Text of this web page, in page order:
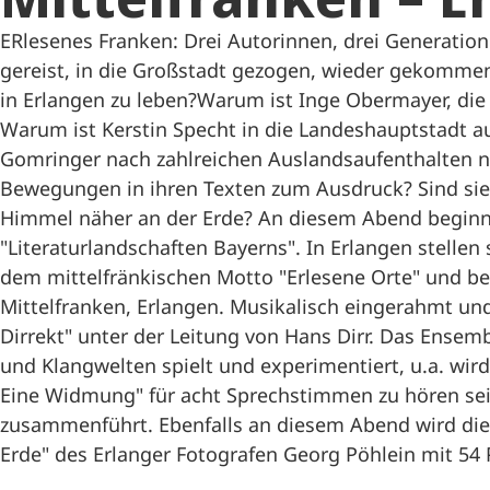
ERlesenes Franken: Drei Autorinnen, drei
gereist, in die Großstadt gezogen, wieder
in Erlangen zu leben?Warum ist Inge Obermayer,
Warum ist Kerstin Specht in die Landeshauptstadt
Gomringer nach zahlreichen Auslandsaufenthalten
Bewegungen in ihren Texten zum Ausdruck? Sind
Himmel näher an der Erde? An diesem Abend
"Literaturlandschaften Bayerns". In Erlangen
dem mittelfränkischen Motto "Erlesene Orte" und
Mittelfranken, Erlangen. Musikalisch eingerahmt
Dirrekt" unter der Leitung von Hans Dirr. Das
und Klangwelten spielt und experimentiert, u.a.
Eine Widmung" für acht Sprechstimmen zu hören
zusammenführt. Ebenfalls an diesem Abend wird
Erde" des Erlanger Fotografen Georg Pöhlein mit